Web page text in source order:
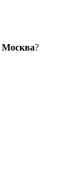
Москва?